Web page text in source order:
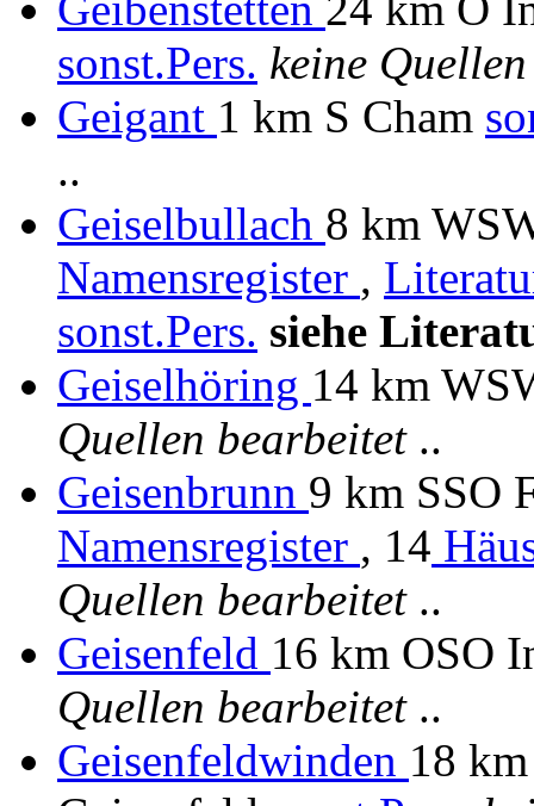
sonst.Pers. keine
Geigant 1 km S Cham
..
Geiselbullach 8 km
Namensregister ,
sonst.Pers. siehe
Geiselhöring 14 km
Quellen bearbeitet..
Geisenbrunn 9 km SSO
Namensregister , 14
Quellen bearbeitet..
Geisenfeld 16 km OSO
Quellen bearbeitet..
Geisenfeldwinden 18